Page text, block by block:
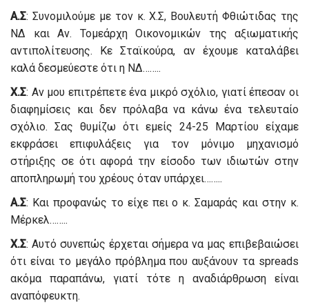
Α.Σ: Συνομιλούμε με τον κ. Χ.Σ, Βουλευτή Φθιώτιδας της
ΝΔ και Αν. Τομεάρχη Οικονομικών της αξιωματικής
αντιπολίτευσης. Κε Σταϊκούρα, αν έχουμε καταλάβει
καλά δεσμεύεστε ότι η ΝΔ……..
Χ.Σ: Αν μου επιτρέπετε ένα μικρό σχόλιο, γιατί έπεσαν οι
διαφημίσεις και δεν πρόλαβα να κάνω ένα τελευταίο
σχόλιο. Σας θυμίζω ότι εμείς 24-25 Μαρτίου είχαμε
εκφράσει επιφυλάξεις για τον μόνιμο μηχανισμό
στήριξης σε ότι αφορά την είσοδο των ιδιωτών στην
αποπληρωμή του χρέους όταν υπάρχει……..
Α.Σ: Και προφανώς το είχε πει ο κ. Σαμαράς και στην κ.
Μέρκελ……..
Χ.Σ: Αυτό συνεπώς έρχεται σήμερα να μας επιβεβαιώσει
ότι είναι το μεγάλο πρόβλημα που αυξάνουν τα spreads
ακόμα παραπάνω, γιατί τότε η αναδιάρθρωση είναι
αναπόφευκτη.